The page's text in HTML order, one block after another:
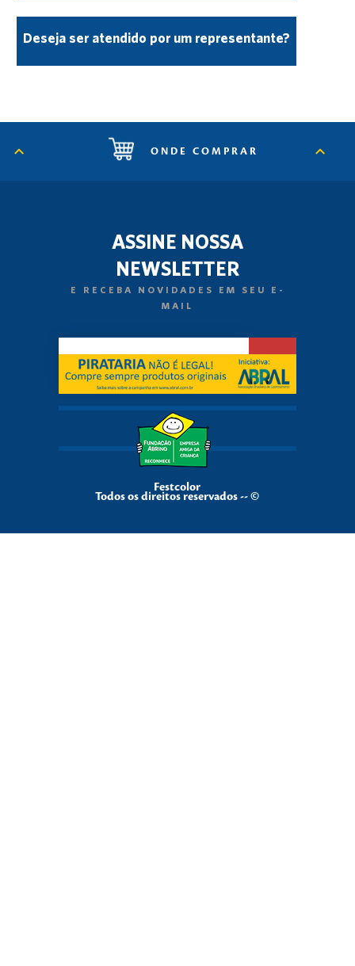
Deseja ser atendido por um representante?
ONDE COMPRAR
ASSINE NOSSA
NEWSLETTER
E RECEBA NOVIDADES EM SEU E-
MAIL
Festcolor
Todos os direitos reservados -- ©